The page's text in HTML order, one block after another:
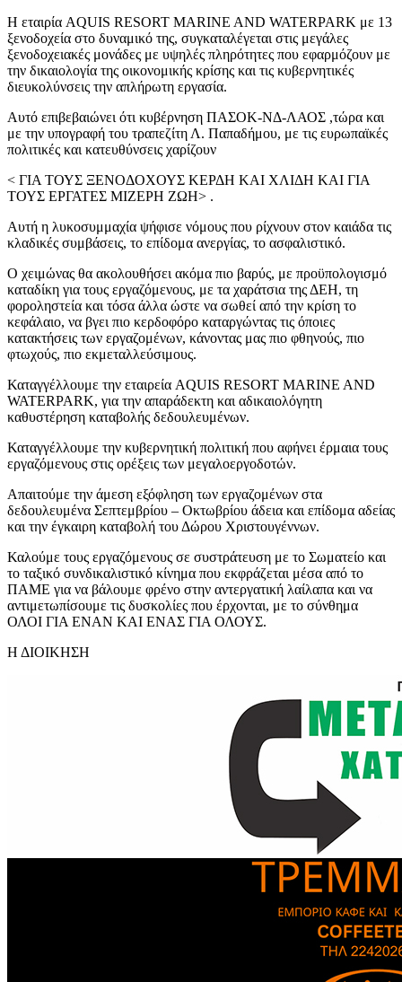
Η εταιρία AQUIS RESORT MARINE AND WATERPARK με 13
ξενοδοχεία στο δυναμικό της, συγκαταλέγεται στις μεγάλες
ξενοδοχειακές μονάδες με υψηλές πληρότητες που εφαρμόζουν με
την δικαιολογία της οικονομικής κρίσης και τις κυβερνητικές
διευκολύνσεις την απλήρωτη εργασία.
Αυτό επιβεβαιώνει ότι κυβέρνηση ΠΑΣΟΚ-ΝΔ-ΛΑΟΣ ,τώρα και
με την υπογραφή του τραπεζίτη Λ. Παπαδήμου, με τις ευρωπαϊκές
πολιτικές και κατευθύνσεις χαρίζουν
< ΓΙΑ ΤΟΥΣ ΞΕΝΟΔΟΧΟΥΣ ΚΕΡΔΗ ΚΑΙ ΧΛΙΔΗ ΚΑΙ ΓΙΑ
ΤΟΥΣ ΕΡΓΑΤΕΣ ΜΙΖΕΡΗ ΖΩΗ> .
Αυτή η λυκοσυμμαχία ψήφισε νόμους που ρίχνουν στον καιάδα τις
κλαδικές συμβάσεις, το επίδομα ανεργίας, το ασφαλιστικό.
Ο χειμώνας θα ακολουθήσει ακόμα πιο βαρύς, με προϋπολογισμό
καταδίκη για τους εργαζόμενους, με τα χαράτσια της ΔΕΗ, τη
φοροληστεία και τόσα άλλα ώστε να σωθεί από την κρίση το
κεφάλαιο, να βγει πιο κερδοφόρο καταργώντας τις όποιες
κατακτήσεις των εργαζομένων, κάνοντας μας πιο φθηνούς, πιο
φτωχούς, πιο εκμεταλλεύσιμους.
Καταγγέλλουμε την εταιρεία AQUIS RESORT MARINE AND
WATERPARK, για την απαράδεκτη και αδικαιολόγητη
καθυστέρηση καταβολής δεδουλευμένων.
Καταγγέλλουμε την κυβερνητική πολιτική που αφήνει έρμαια τους
εργαζόμενους στις ορέξεις των μεγαλοεργοδοτών.
Απαιτούμε την άμεση εξόφληση των εργαζομένων στα
δεδουλευμένα Σεπτεμβρίου – Οκτωβρίου άδεια και επίδομα αδείας
και την έγκαιρη καταβολή του Δώρου Χριστουγέννων.
Καλούμε τους εργαζόμενους σε συστράτευση με το Σωματείο και
το ταξικό συνδικαλιστικό κίνημα που εκφράζεται μέσα από το
ΠΑΜΕ για να βάλουμε φρένο στην αντεργατική λαίλαπα και να
αντιμετωπίσουμε τις δυσκολίες που έρχονται, με το σύνθημα
ΟΛΟΙ ΓΙΑ ΕΝΑΝ ΚΑΙ ΕΝΑΣ ΓΙΑ ΟΛΟΥΣ.
Η ΔΙΟΙΚΗΣΗ